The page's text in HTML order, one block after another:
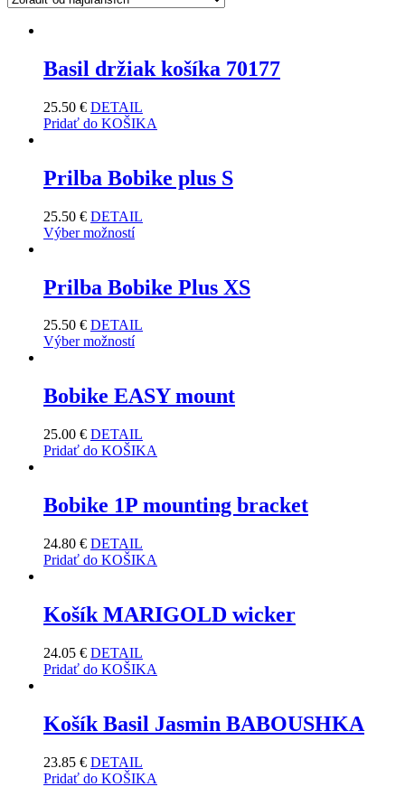
Basil držiak košíka 70177
25.50 € DETAIL
Pridať do KOŠIKA
Prilba Bobike plus S
25.50 € DETAIL
Výber možností
Prilba Bobike Plus XS
25.50 € DETAIL
Výber možností
Bobike EASY mount
25.00 € DETAIL
Pridať do KOŠIKA
Bobike 1P mounting bracket
24.80 € DETAIL
Pridať do KOŠIKA
Košík MARIGOLD wicker
24.05 € DETAIL
Pridať do KOŠIKA
Košík Basil Jasmin BABOUSHKA
23.85 € DETAIL
Pridať do KOŠIKA